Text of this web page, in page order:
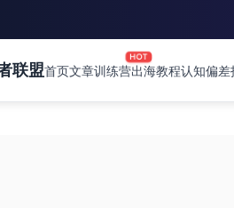
联盟首页文章训练营
HOT
出海教程认知偏差